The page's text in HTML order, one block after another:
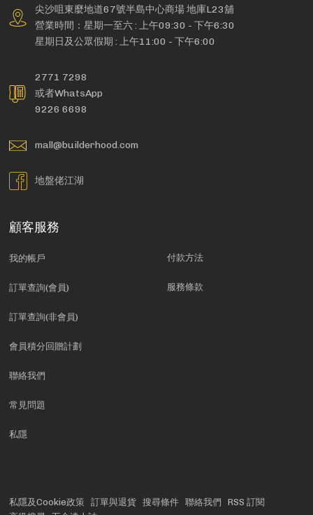
尖沙咀東麼地道67號半島中心商場 地庫L23舖
營業時間：星期一至六 : 上午09:30 - 下午6:30
星期日及公眾假期 : 上午11:00 - 下午6:00
2771 7298
或者WhatsApp
9226 6698
mall@builderhood.com
地盤佬江湖
顧客服務
我的帳戶
訂單查詢(會員)
訂單查詢(非會員)
會員積分回贈計劃
聯絡我們
常見問題
私隱
付款方法
服務條款
私隱及Cookie政策 訂單與退貨 搜尋條件 聯絡我們
RSS 訂閱